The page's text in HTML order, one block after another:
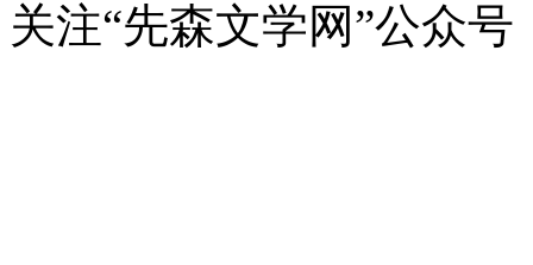
关注“先森文学网”公众号